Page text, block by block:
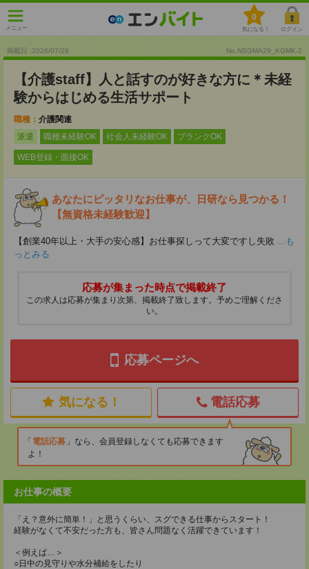
メニュー
0
気になる！ ログイン
掲載日 :2026/07/29 No.NSGMA29_KGMK-2
【介護staff】人と話すのが好きな方に＊未経
験からはじめる生活サポート
職種： 介護関連
派遣
職種未経験OK 社会人未経験OK ブランクOK
WEB登録・面接OK
あなたにピッタリなお仕事が、日研なら見つかる！
【無資格未経験歓迎】
【創業40年以上・大手の安心感】お仕事探しって大変ですし失敗 ...も
っとみる
応募が集まった時点で掲載終了
この求人は応募が集まり次第、掲載終了致します。予めご理解くださ
い。
応募ページへ
気になる！ 電話応募
電話応募
なら、会員登録しなくても応募できます
よ！
お仕事の概要
「え？意外に簡単！」と思うくらい、スグできる仕事からスタート！
経験がなくて不安だった方も、皆さん問題なく活躍できています！
＜例えば…＞
○日中の見守りや水分補給をしたり